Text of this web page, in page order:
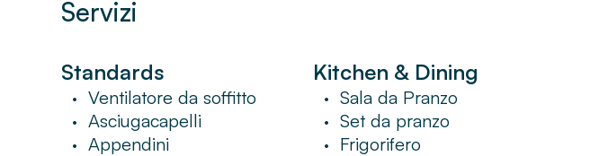
Servizi
Standards
• Ventilatore da soffitto
• Asciugacapelli
• Appendini
Kitchen & Dining
• Sala da Pranzo
• Set da pranzo
• Frigorifero